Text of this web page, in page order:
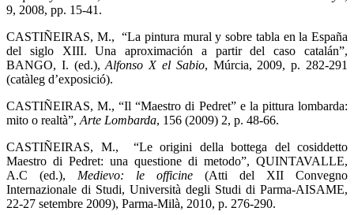
9, 2008, pp. 15-41.
CASTIÑEIRAS, M., “La pintura mural y sobre tabla en la España
del siglo XIII. Una aproximación a partir del caso catalán”,
BANGO, I. (ed.),Alfonso X el Sabio, Múrcia, 2009, p. 282-291
(catàleg d’exposició).
CASTIÑEIRAS, M., “Il “Maestro di Pedret” e la pittura lombarda:
mito o realtà”, Arte Lombarda, 156 (2009) 2, p. 48-66.
CASTIÑEIRAS, M., “Le origini della bottega del cosiddetto
Maestro di Pedret: una questione di metodo”, QUINTAVALLE,
A.C (ed.), Medievo: le officine (Atti del XII Convegno
Internazionale di Studi, Università degli Studi di Parma-AISAME,
22-27 setembre 2009), Parma-Milà, 2010, p. 276-290.